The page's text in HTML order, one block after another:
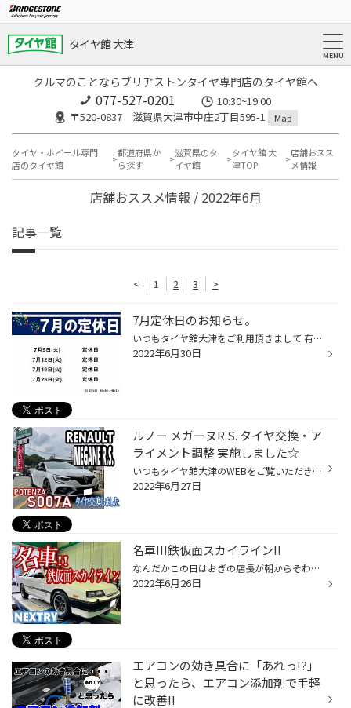
タイヤ館 大津
クルマのことならブリヂストンタイヤ専門店のタイヤ館へ
077-527-0201
10:30~19:00
〒520-0837 滋賀県大津市中庄2丁目595-1
Map
タイヤ・ホイール専門
店のタイヤ館
都道府県か
ら探す
滋賀県のタ
イヤ館
タイヤ館 大
津TOP
店舗おスス
メ情報
店舗おススメ情報 / 2022年6月
記事一覧
< 1 2 3 >
7月定休日のお知らせ。
いつもタイヤ館大津をご利用頂きまして 有難う御座いますヾ(*´∀`*)ﾉ 2022年7月の定休日をお知らせ致します☆ 毎週火曜日を定休日とさせて頂きます。 ご迷惑をお掛けしますが宜しくお願い致します タイヤ館大津は大津市中庄の餃子の王将さんの近くにあります。 餃子の王将さんの近くを通られた際には...
2022年6月30日
ルノー メガーヌR.S. タイヤ交換・ア
ライメント調整 実施しました☆
いつもタイヤ館大津のWEBをご覧いただき ありがとうございます^^ 先日 お客様の ルノー メガーヌ4 R.S. タイヤ交換作業とアライメント調整を 実施しました☆ 今回はリアタイヤのパンクの点検で ご来店いただき… 内側を点検してみると、 大きな損傷は無さそうだったのですが、 サイド部分にしわが寄っ...
2022年6月27日
名車!!!鉄仮面スカイライン!!
なんだかこの日はおぎの店長が朝からそわそわ… その理由はおぎの店長大好きネオクラシック!!! ニッサン スカイライン（DR30） のタイヤ交換をさせて頂きました～!!! なにがすごいって、このお車を若いころに購入されて もう30年以上大事に所有されているそうです!! 独特の渋さがいいですよね～♪ 交...
2022年6月26日
エアコンの効き具合に「あれっ!?」
と思ったら、エアコン添加剤で手軽
に改善!!